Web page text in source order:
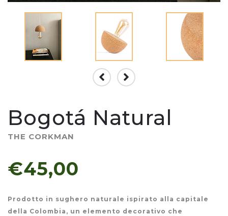
Bogotá Natural
THE CORKMAN
€45,00
Prodotto in sughero naturale ispirato alla capitale
della Colombia, un elemento decorativo che